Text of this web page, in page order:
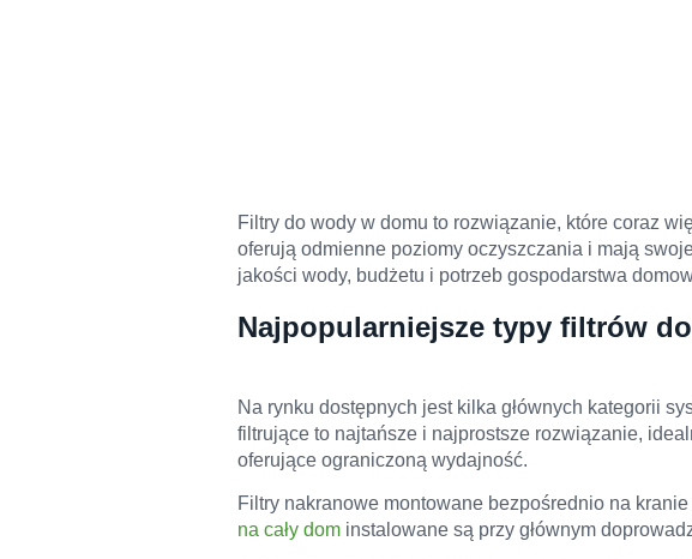
Filtry do wody w domu to rozwiązanie, które coraz
oferują odmienne poziomy oczyszczania i mają
jakości wody, budżetu i potrzeb gospodarstwa
Najpopularniejsze typy filtrów
Na rynku dostępnych jest kilka głównych kategorii
filtrujące to najtańsze i najprostsze rozwiązanie,
oferujące ograniczoną wydajność.
Filtry nakranowe montowane bezpośrednio na
na cały dom instalowane są przy głównym